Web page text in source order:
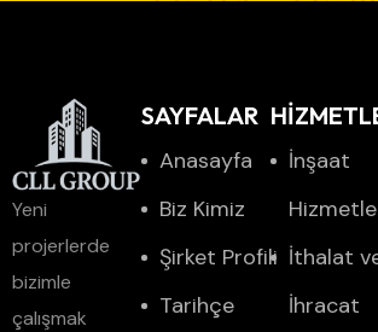
Yeni
projerlerde
bizimle
çalışmak
SAYFALAR
Anasayfa
Biz Kimiz
Şirket Profili
Tarihçe
İnşaat
İthalat
İhracat